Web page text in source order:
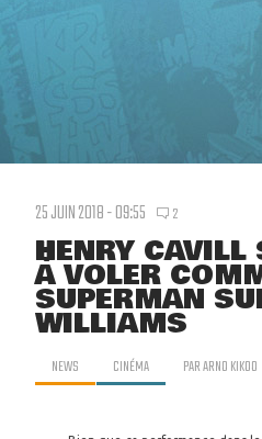
25 JUIN 2018 - 09:55 2
HENRY
À VOLER
SUPERMAN
WILLIAMS
NEWS CINÉMA PARARNO KIKOO